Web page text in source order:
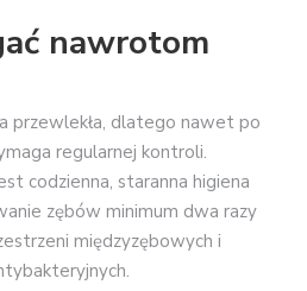
nawrotom
przewlekła, dlatego nawet po
regularnej kontroli.
codzienna, staranna higiena
zębów minimum dwa razy
międzyzębowych i